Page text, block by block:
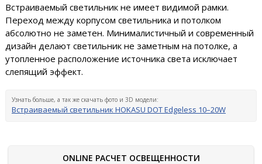
Встраиваемый светильник не имеет видимой рамки.
Переход между корпусом светильника и потолком
абсолютно не заметен. Минималистичный и современный
дизайн делают светильник не заметным на потолке, а
утопленное расположение источника света исключает
слепящий эффект.
Узнать больше, а так же скачать фото и 3D модели:
Встраиваемый светильник HOKASU DOT Edgeless 10–20W
ONLINE РАСЧЕТ ОСВЕЩЕННОСТИ